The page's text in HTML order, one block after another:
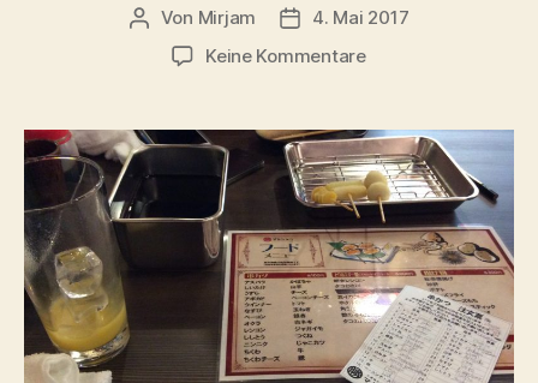
Beitragsautor
Von Mirjam Beitragsdatum
4. Mai 2017
Keine Kommentarezu
die
gemütliche
„Kleinstadt“
auf
Shikoku
(28.
–
30.
April)